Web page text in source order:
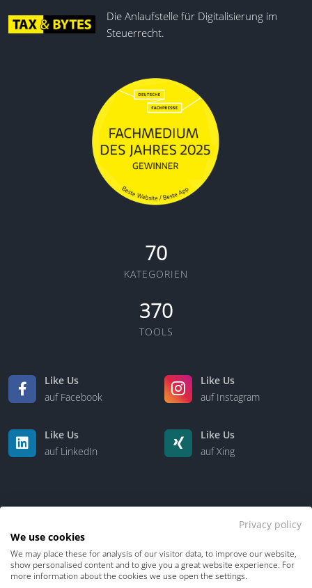
Die Anlaufstelle für Digitalisierung im
Steuerrecht.
70
KATEGORIEN
370
TOOLS
Like Us
auf Facebook
Like Us
auf Instagram
Like Us
auf LinkedIn
Like Us
auf Xing
Kontakt Über uns
Privacy policy
We use cookies
We may place these for analysis of our visitor data, to improve our website,
show personalised content and to give you a great website experience. For
more information about the cookies we use open the settings.